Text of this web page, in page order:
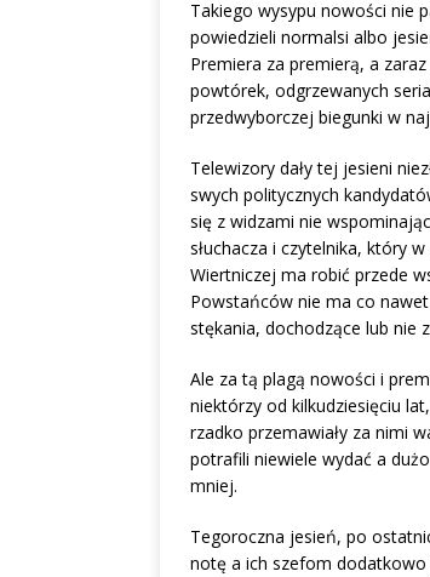
Takiego wysypu nowości nie
powiedzieli normalsi albo
Premiera za premierą, a
powtórek, odgrzewanych
przedwyborczej biegunki w
Telewizory dały tej jesieni
swych politycznych
się z widzami nie
słuchacza i czytelnika, który
Wiertniczej ma robić przede
Powstańców nie ma co
stękania, dochodzące lub nie
Ale za tą plagą nowości i
niektórzy od kilkudziesięciu
rzadko przemawiały za nimi
potrafili niewiele wydać a
mniej.
Tegoroczna jesień, po
notę a ich szefom dodatkowo